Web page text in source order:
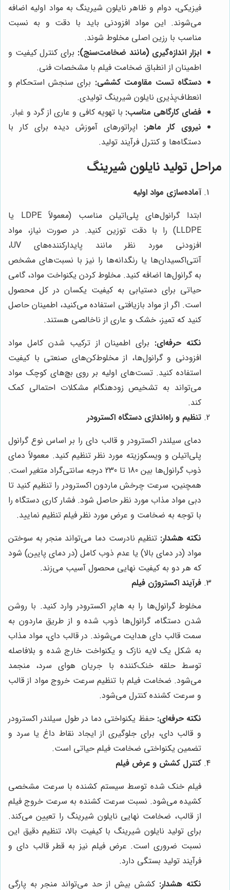
فیزیکی، دوام و ظاهر نایلون شیرینگ به مواد اولیه اضافه
می‌شوند. این مواد افزودنی باید با دقت و به نسبت
مناسب با رزین اصلی مخلوط شوند.
ابزار اندازه‌گیری (مانند ضخامت‌سنج): برای کنترل کیفیت و
اطمینان از انطباق ضخامت فیلم با مشخصات فنی.
دستگاه تست مقاومت کششی: برای سنجش استحکام و
انعطاف‌پذیری نایلون شیرینگ تولیدی.
فضای کارگاهی مناسب: با تهویه کافی و عاری از گرد و غبار.
نیروی کار ماهر: اپراتورهای آموزش دیده برای کار با
دستگاه‌ها و کنترل فرآیند تولید.
مراحل تولید نایلون شیرینگ
آماده‌سازی مواد اولیه
ابتدا گرانول‌های پلی‌اتیلن مناسب (معمولاً LDPE یا
LLDPE) را با دقت توزین کنید. در صورت نیاز، مواد
افزودنی مورد نظر مانند پایدارکننده‌های UV،
آنتی‌اکسیدان‌ها یا رنگدانه‌ها را نیز با نسبت‌های مشخص
به گرانول‌ها اضافه کنید. مخلوط کردن یکنواخت مواد، گامی
حیاتی برای دستیابی به کیفیت یکسان در کل محصول
است. اگر از مواد بازیافتی استفاده می‌کنید، اطمینان حاصل
کنید که تمیز، خشک و عاری از ناخالصی هستند.
نکته حرفه‌ای: برای اطمینان از ترکیب شدن کامل مواد
افزودنی و گرانول‌ها، از مخلوط‌کن‌های صنعتی با کیفیت
استفاده کنید. تست‌های اولیه بر روی بچ‌های کوچک مواد
می‌تواند به تشخیص زودهنگام مشکلات احتمالی کمک
کند.
تنظیم و راه‌اندازی دستگاه اکسترودر
دمای سیلندر اکسترودر و قالب دای را بر اساس نوع گرانول
پلی‌اتیلن و ویسکوزیته مورد نظر تنظیم کنید. معمولاً دمای
ذوب گرانول‌ها بین 180 تا 230 درجه سانتی‌گراد متغیر است.
همچنین، سرعت چرخش ماردون اکسترودر را تنظیم کنید تا
دبی مواد مذاب مورد نظر حاصل شود. فشار کاری دستگاه را
با توجه به ضخامت و عرض مورد نظر فیلم تنظیم نمایید.
نکته هشدار: تنظیم نادرست دما می‌تواند منجر به سوختن
مواد (در دمای بالا) یا عدم ذوب کامل (در دمای پایین) شود
که هر دو به کیفیت نهایی محصول آسیب می‌زند.
فرآیند اکستروژن فیلم
مخلوط گرانول‌ها را به هاپر اکسترودر وارد کنید. با روشن
شدن دستگاه، گرانول‌ها ذوب شده و از طریق ماردون به
سمت قالب دای هدایت می‌شوند. در قالب دای، مواد مذاب
به شکل یک لایه نازک و یکنواخت خارج شده و بلافاصله
توسط حلقه خنک‌کننده با جریان هوای سرد، منجمد
می‌شود. ضخامت فیلم با تنظیم سرعت خروج مواد از قالب
و سرعت کشنده کنترل می‌شود.
نکته حرفه‌ای: حفظ یکنواختی دما در طول سیلندر اکسترودر
و قالب دای، برای جلوگیری از ایجاد نقاط داغ یا سرد و
تضمین یکنواختی ضخامت فیلم حیاتی است.
کنترل کشش و عرض فیلم
فیلم خنک شده توسط سیستم کشنده با سرعت مشخصی
کشیده می‌شود. نسبت سرعت کشنده به سرعت خروج فیلم
از قالب، ضخامت نهایی نایلون شیرینگ را تعیین می‌کند.
برای تولید نایلون شیرینگ با کیفیت بالا، تنظیم دقیق این
نسبت ضروری است. عرض فیلم نیز به قطر قالب دای و
فرآیند تولید بستگی دارد.
نکته هشدار: کشش بیش از حد می‌تواند منجر به پارگی